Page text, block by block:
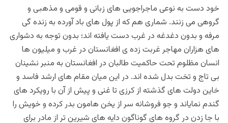
خود دست به نوعی ماجراجویی های زبانی و قومی و مذهبی و
گروهی می زنند. شماری هم که از پول های باد آورده به زنده گی
مرفه و بدون دغدغه در غرب دست یافته اند؛ بدون توجه به دشواری
های هزاران مهاجر غربت زده ی افغانستان در غرب و میلیون ها
انسان مظلوم تحت حاکمیت طالبان در افغانستان به منبر نشینان
بی تاج و تخت بدل شده اند. در این میان مقام های ارشد فاسد و
خاین دولت های گذشته از کرزی تا غنی و پیش از آن با رویکرد های
گندم نمایاند و جو فروشانه سر از یخن هامون بدر کرده و خویش را
با جا زدن در گروه های گوناگون دایه های شیرین تر از مادر برای